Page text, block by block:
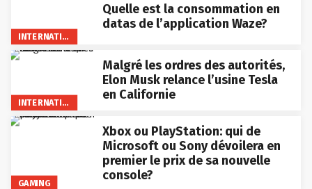
INTERNATIONAL
Quelle est la consommation en
datas de l’application Waze?
INTERNATIONAL
Malgré les ordres des autorités,
Elon Musk relance l’usine Tesla
en Californie
GAMING
Xbox ou PlayStation: qui de
Microsoft ou Sony dévoilera en
premier le prix de sa nouvelle
console?